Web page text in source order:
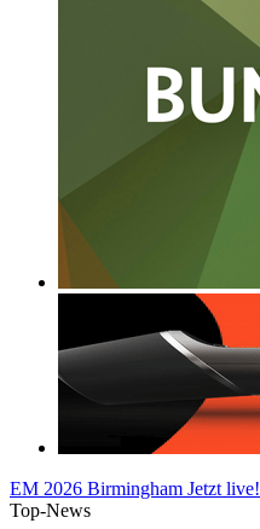
EM 2026 Birmingham Jetzt live!
Top-News